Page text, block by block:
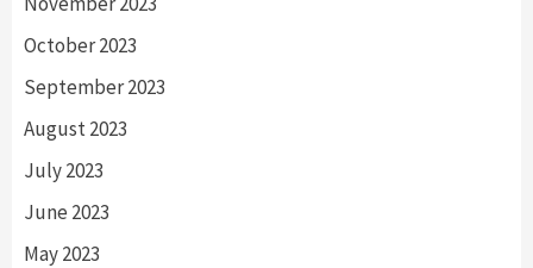
October 2023
September 2023
August 2023
July 2023
June 2023
May 2023